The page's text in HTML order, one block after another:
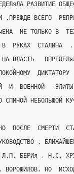
РАЗВИТИЕ
,ПРЕЖДЕ ВСЕГО
НЕ ТОЛЬКО В
В  РУКАХ  СТАЛИНА
НА ВЛАСТЬ
И  ВОЕННОЙ
СПИНОЙ
ПОСЛЕ  СМЕРТИ
,
Л.П. БЕРИя , Н.С.
ВОРОШИЛОВ. НО